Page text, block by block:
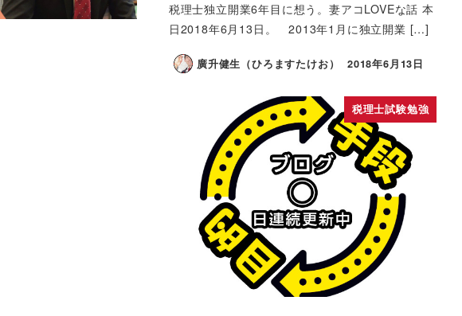
税理士独立開業6年目に想う。妻アコLOVEな話 本
日2018年6月13日。 2013年1月に独立開業 […]
廣升健生（ひろますたけお） 2018年6月13日
税理士試験勉強